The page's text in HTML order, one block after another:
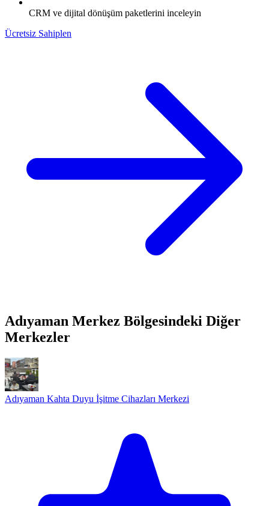
CRM ve dijital dönüşüm paketlerini inceleyin
Ücretsiz Sahiplen
Adıyaman Merkez Bölgesindeki Diğer
Merkezler
Adıyaman Kahta Duyu İşitme Cihazları Merkezi